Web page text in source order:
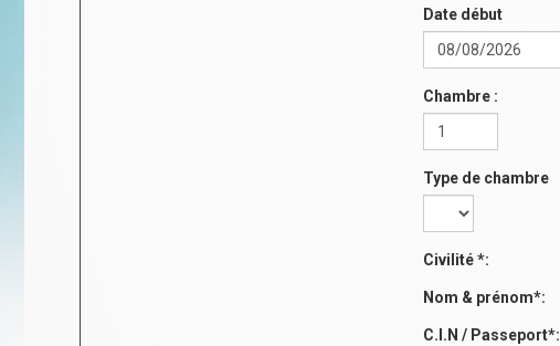
Date début
Chambre :
Type de chambre
Civilité *:
Nom & prénom*:
C.I.N / Passeport*: